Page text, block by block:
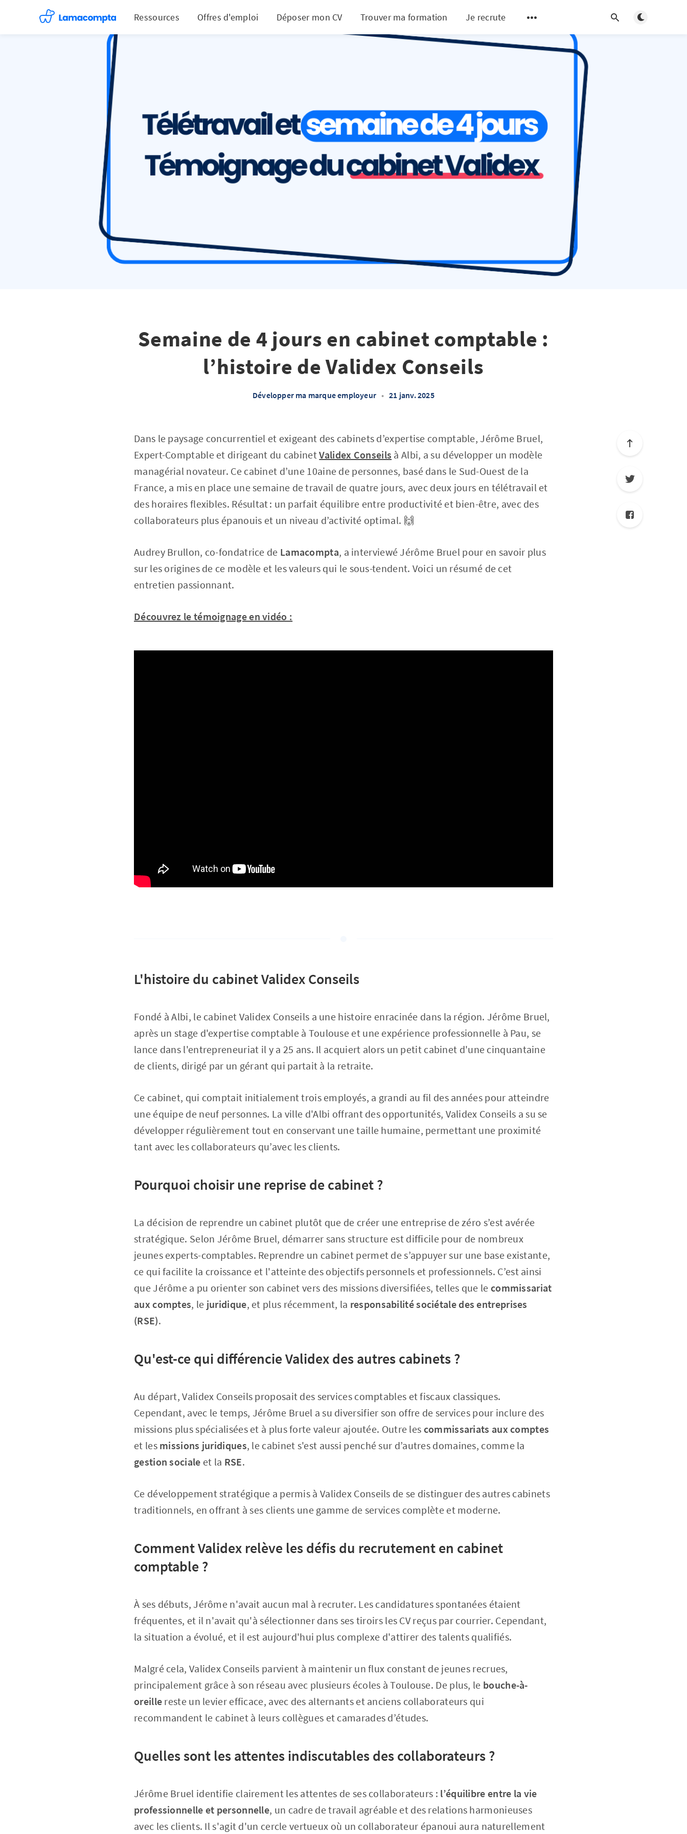
Ressources Offres d'emploi Déposer mon CV Trouver ma formation Je recrute Basculer en
Semaine de 4 jours en cabinet comptable :
l’histoire de Validex Conseils
Développer ma marque employeur • 21 janv. 2025
Dans le paysage concurrentiel et exigeant des cabinets d’expertise comptable, Jérôme Bruel,
Expert-Comptable et dirigeant du cabinetValidex Conseils à Albi, a su développer un modèle
managérial novateur. Ce cabinet d’une 10aine de personnes, basé dans le Sud-Ouest de la
France, a mis en place une semaine de travail de quatre jours, avec deux jours en télétravail et
des horaires flexibles. Résultat : un parfait équilibre entre productivité et bien-être, avec des
collaborateurs plus épanouis et un niveau d’activité optimal. 🙌
Audrey Brullon, co-fondatrice de Lamacompta, a interviewé Jérôme Bruel pour en savoir plus
sur les origines de ce modèle et les valeurs qui le sous-tendent. Voici un résumé de cet
entretien passionnant.
Découvrez le témoignage en vidéo :
L'histoire du cabinet Validex Conseils
Fondé à Albi, le cabinet Validex Conseils a une histoire enracinée dans la région. Jérôme Bruel,
après un stage d'expertise comptable à Toulouse et une expérience professionnelle à Pau, se
lance dans l'entrepreneuriat il y a 25 ans. Il acquiert alors un petit cabinet d'une cinquantaine
de clients, dirigé par un gérant qui partait à la retraite.
Ce cabinet, qui comptait initialement trois employés, a grandi au fil des années pour atteindre
une équipe de neuf personnes. La ville d'Albi offrant des opportunités, Validex Conseils a su se
développer régulièrement tout en conservant une taille humaine, permettant une proximité
tant avec les collaborateurs qu’avec les clients.
Pourquoi choisir une reprise de cabinet ?
La décision de reprendre un cabinet plutôt que de créer une entreprise de zéro s’est avérée
stratégique. Selon Jérôme Bruel, démarrer sans structure est difficile pour de nombreux
jeunes experts-comptables. Reprendre un cabinet permet de s’appuyer sur une base existante,
ce qui facilite la croissance et l'atteinte des objectifs personnels et professionnels. C’est ainsi
que Jérôme a pu orienter son cabinet vers des missions diversifiées, telles que le commissariat
aux comptes, le juridique, et plus récemment, la responsabilité sociétale des entreprises
(RSE).
Qu'est-ce qui différencie Validex des autres cabinets ?
Au départ, Validex Conseils proposait des services comptables et fiscaux classiques.
Cependant, avec le temps, Jérôme Bruel a su diversifier son offre de services pour inclure des
missions plus spécialisées et à plus forte valeur ajoutée. Outre les commissariats aux comptes
et les missions juridiques, le cabinet s'est aussi penché sur d’autres domaines, comme la
gestion sociale et la RSE.
Ce développement stratégique a permis à Validex Conseils de se distinguer des autres cabinets
traditionnels, en offrant à ses clients une gamme de services complète et moderne.
Comment Validex relève les défis du recrutement en cabinet
comptable ?
À ses débuts, Jérôme n'avait aucun mal à recruter. Les candidatures spontanées étaient
fréquentes, et il n'avait qu'à sélectionner dans ses tiroirs les CV reçus par courrier. Cependant,
la situation a évolué, et il est aujourd'hui plus complexe d'attirer des talents qualifiés.
Malgré cela, Validex Conseils parvient à maintenir un flux constant de jeunes recrues,
principalement grâce à son réseau avec plusieurs écoles à Toulouse. De plus, le bouche-à-
oreille reste un levier efficace, avec des alternants et anciens collaborateurs qui
recommandent le cabinet à leurs collègues et camarades d’études.
Quelles sont les attentes indiscutables des collaborateurs ?
Jérôme Bruel identifie clairement les attentes de ses collaborateurs : l’équilibre entre la vie
professionnelle et personnelle, un cadre de travail agréable et des relations harmonieuses
avec les clients. Il s'agit d'un cercle vertueux où un collaborateur épanoui aura naturellement